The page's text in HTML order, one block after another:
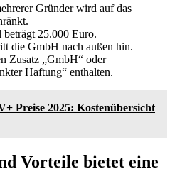
Gründer wird auf das
25.000 Euro.
die GmbH nach außen hin.
Zusatz „GmbH“ oder
Haftung“ enthalten.
Preise 2025: Kostenübersicht
Vorteile bietet eine